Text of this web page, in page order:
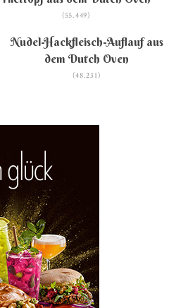
(55.449)
Nudel-Hackfleisch-Auflauf aus
dem Dutch Oven
(48.231)